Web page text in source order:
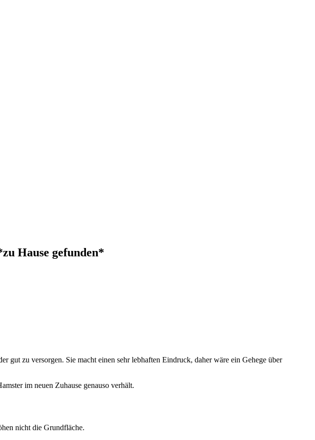
Hause gefunden*
gut zu versorgen. Sie macht einen sehr lebhaften Eindruck, daher wäre ein Gehege über
im neuen Zuhause genauso verhält.
nicht die Grundfläche.